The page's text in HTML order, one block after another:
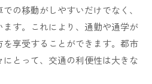
の移動がしやすいだけでなく、
す。これにより、通勤や通学が
享受することができます。都市
とって、交通の利便性は大きな